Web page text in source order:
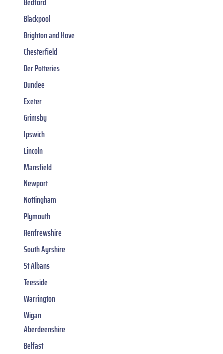
Blackpool
Brighton and Hove
Chesterfield
Der Potteries
Dundee
Exeter
Grimsby
Ipswich
Lincoln
Mansfield
Newport
Nottingham
Plymouth
Renfrewshire
South Ayrshire
St Albans
Teesside
Warrington
Wigan
Aberdeenshire
Belfast